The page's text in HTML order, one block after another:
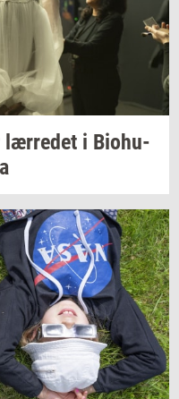
lær­re­det i Bio­hu­